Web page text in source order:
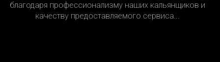
благодаря профессионализму наших кальянщиков и
качеству предоставляемого сервиса...